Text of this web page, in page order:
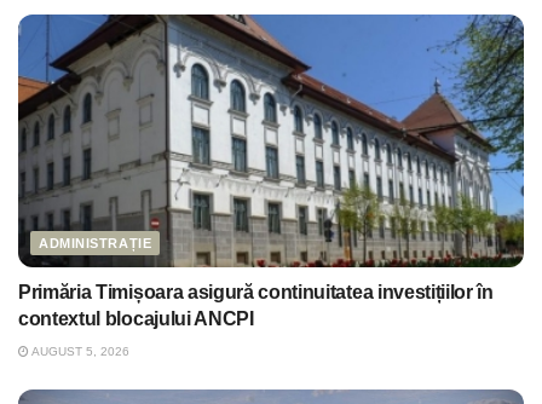
ADMINISTRAȚIE
Primăria Timișoara asigură continuitatea investițiilor în
contextul blocajului ANCPI
AUGUST 5, 2026